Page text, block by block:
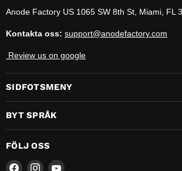
Anode Factory US 1065 SW 8th St, Miami, FL
Kontakta oss: support@anodefactory.com
Review us on google
SIDFOTSMENY
BYT SPRÅK
FÖLJ OSS
Hitta Hitta Hitta